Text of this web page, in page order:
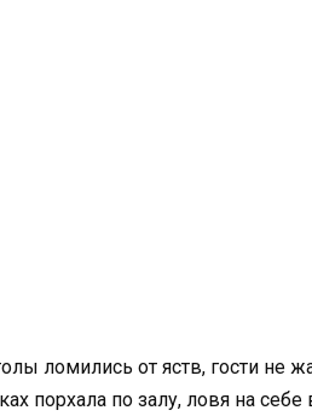
ломились от яств, гости не
порхала по залу, ловя на